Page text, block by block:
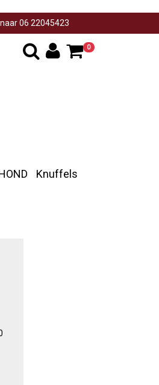
06 22045423
0
Knuffels